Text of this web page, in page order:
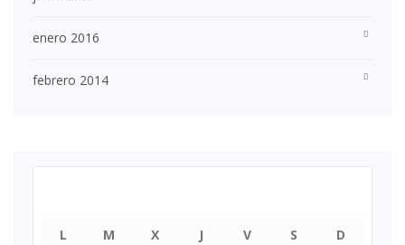
enero 2016
febrero 2014
L M X J V S D